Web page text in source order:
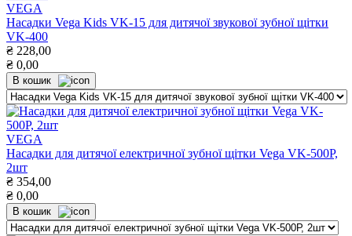
VEGA
Насадки Vega Kids VK-15 для дитячої звукової зубної щітки
VK-400
₴ 228,00
₴ 0,00
В кошик
VEGA
Насадки для дитячої електричної зубної щітки Vega VK-500Р,
2шт
₴ 354,00
₴ 0,00
В кошик